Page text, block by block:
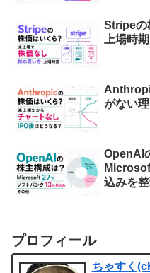
Stripeの
上場時
がない
OpenAI
込みを
プロフィール
ちゃすく